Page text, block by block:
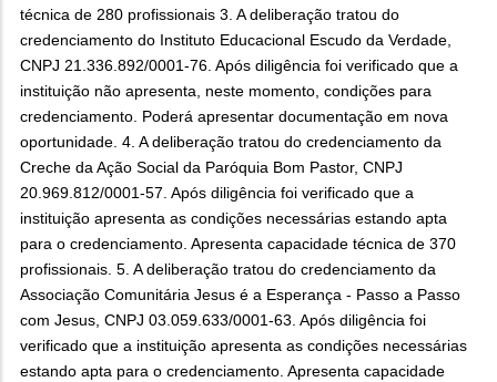
técnica de 280 profissionais 3. A deliberação tratou do
credenciamento do Instituto Educacional Escudo da Verdade,
CNPJ 21.336.892/0001-76. Após diligência foi verificado que a
instituição não apresenta, neste momento, condições para
credenciamento. Poderá apresentar documentação em nova
oportunidade. 4. A deliberação tratou do credenciamento da
Creche da Ação Social da Paróquia Bom Pastor, CNPJ
20.969.812/0001-57. Após diligência foi verificado que a
instituição apresenta as condições necessárias estando apta
para o credenciamento. Apresenta capacidade técnica de 370
profissionais. 5. A deliberação tratou do credenciamento da
Associação Comunitária Jesus é a Esperança - Passo a Passo
com Jesus, CNPJ 03.059.633/0001-63. Após diligência foi
verificado que a instituição apresenta as condições necessárias
estando apta para o credenciamento. Apresenta capacidade